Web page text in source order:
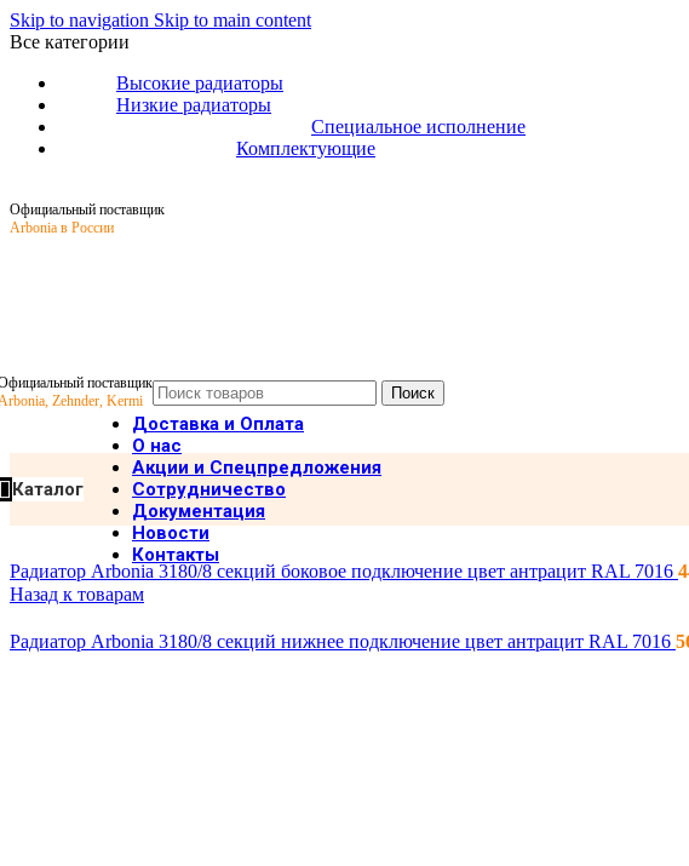
Skip to navigation Skip to main content
Все категории
Высокие радиаторы
Низкие радиаторы
Специальное исполнение
Комплектующие
Официальный поставщик
Arbonia в России
поставщик
Zehnder, Kermi
Поиск
Каталог
Доставка и Оплата
О нас
Акции и Спецпредложения
Сотрудничество
Документация
Новости
Контакты
Высокие радиаторы/
Радиатор Arbonia 3180/8 секций боковое подключение цвет антрацит RAL 7016
Назад к товарам
Радиатор Arbonia 3180/8 секций нижнее подключение цвет антрацит RAL 7016